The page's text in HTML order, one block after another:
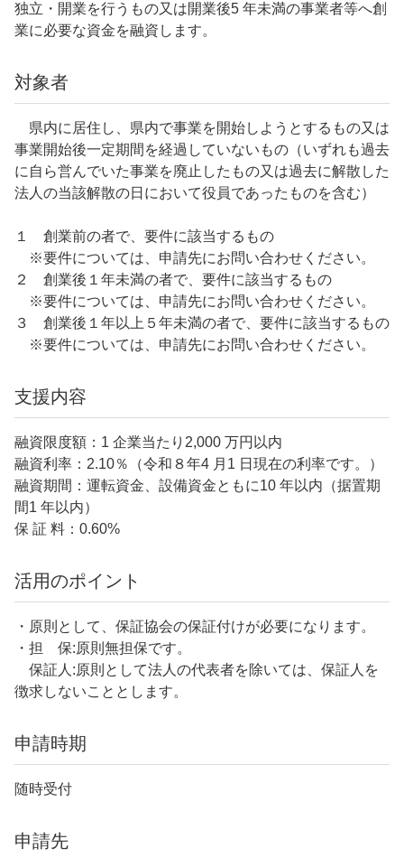
独立・開業を行うもの又は開業後5 年未満の事業者等へ創
業に必要な資金を融資します。
対象者
県内に居住し、県内で事業を開始しようとするもの又は
事業開始後一定期間を経過していないもの（いずれも過去
に自ら営んでいた事業を廃止したもの又は過去に解散した
法人の当該解散の日において役員であったものを含む）
１ 創業前の者で、要件に該当するもの
※要件については、申請先にお問い合わせください。
２ 創業後１年未満の者で、要件に該当するもの
※要件については、申請先にお問い合わせください。
３ 創業後１年以上５年未満の者で、要件に該当するもの
※要件については、申請先にお問い合わせください。
支援内容
融資限度額：1 企業当たり2,000 万円以内
融資利率：2.10％（令和８年4 月1 日現在の利率です。）
融資期間：運転資金、設備資金ともに10 年以内（据置期
間1 年以内）
保 証 料：0.60%
活用のポイント
・原則として、保証協会の保証付けが必要になります。
・担 保:原則無担保です。
保証人:原則として法人の代表者を除いては、保証人を
徴求しないこととします。
申請時期
随時受付
申請先